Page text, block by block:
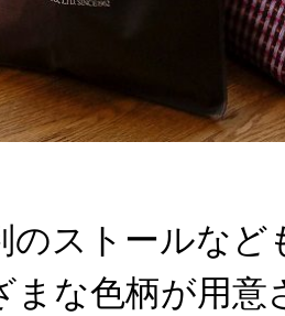
のストールなど
まな色柄が用意